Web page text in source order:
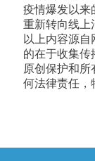
疫情爆发以来
重新转向线上
以上内容源自
的在于收集传
原创保护和
何法律责任，